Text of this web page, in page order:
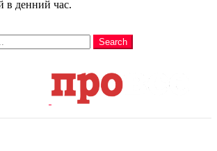
в денний час.
Search